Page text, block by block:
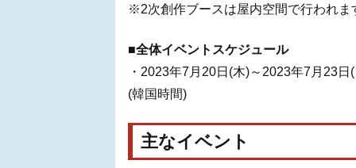
※2次創作ブースは屋内空間で行われま
■全体イベントスケジュール
・2023年7月20日(木)～2023年7月23日
(韓国時間)
主なイベント